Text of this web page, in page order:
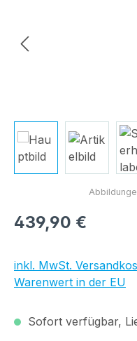
Regulärer Preis:
439,90 €
inkl. MwSt.
Warenwert in der EU
Sofort verfügbar,